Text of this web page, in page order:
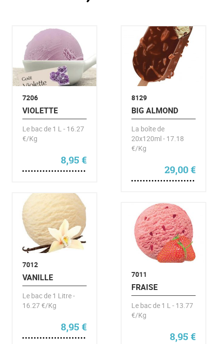
7206
VIOLETTE
Le bac de 1 L - 16.27
€/Kg
8,95€
8129
BIG ALMOND
La boîte de
20x120ml - 17.18
€/Kg
29,00€
7012
VANILLE
Le bac de 1 Litre -
16.27 €/Kg
8,95€
7011
FRAISE
Le bac de 1 L - 13.77
€/Kg
8,95€